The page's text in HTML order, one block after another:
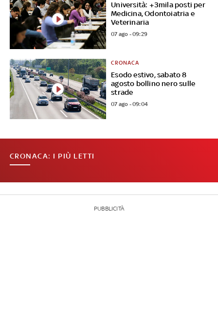
Università: +3mila posti per
Medicina, Odontoiatria e
Veterinaria
07 ago - 09:29
Esodo estivo, sabato 8
agosto bollino nero sulle
strade
CRONACA
07 ago - 09:04
CRONACA: I PIÙ LETTI
PUBBLICITÀ